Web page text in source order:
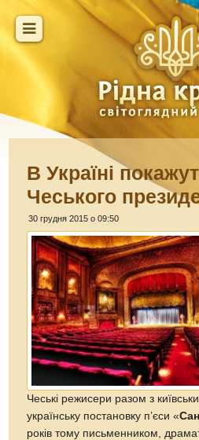
В Україні
Чеського
30 грудня 2015 о 09:50
Чеські режисери разом з
українську постановку п’єси «
років тому письменником,